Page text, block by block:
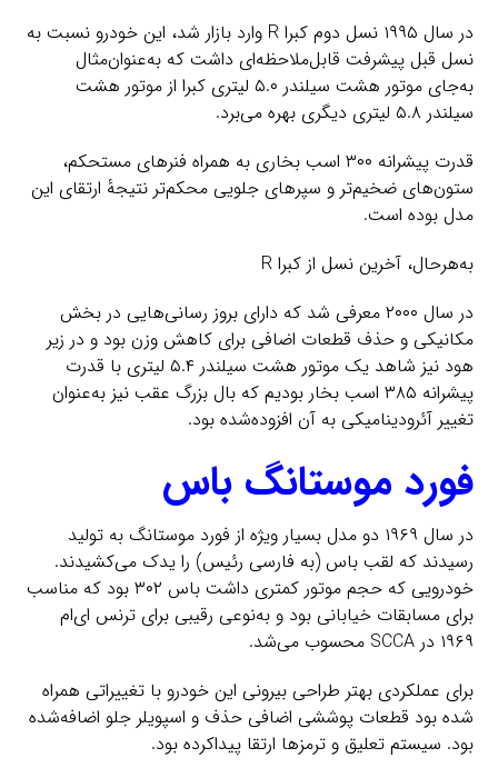
در سال ۱۹۹۵ نسل دوم کبرا R وارد بازار شد، این خودرو نسبت به
نسل قبل پیشرفت قابل‌ملاحظه‌ای داشت که به‌عنوان‌مثال
به‌جای موتور هشت سیلندر ۵.۰ لیتری کبرا از موتور هشت
سیلندر ۵.۸ لیتری دیگری بهره می‌برد.
قدرت پیشرانه ۳۰۰ اسب بخاری به همراه فنرهای مستحکم،
ستون‌های ضخیم‌تر و سپرهای جلویی محکم‌تر نتیجهٔ ارتقای این
مدل بوده است.
به‌هرحال، آخرین نسل از کبرا R
در سال ۲۰۰۰ معرفی شد که دارای بروز رسانی‌هایی در بخش
مکانیکی و حذف قطعات اضافی برای کاهش وزن بود و در زیر
هود نیز شاهد یک موتور هشت سیلندر ۵.۴ لیتری با قدرت
پیشرانه ۳۸۵ اسب بخار بودیم که بال بزرگ عقب نیز به‌عنوان
تغییر آئرودینامیکی به آن افزوده‌شده بود.
فورد موستانگ باس
در سال ۱۹۶۹ دو مدل بسیار ویژه از فورد موستانگ به تولید
رسیدند که لقب باس (به فارسی رئیس) را یدک می‌کشیدند.
خودرویی که حجم موتور کمتری داشت باس ۳۰۲ بود که مناسب
برای مسابقات خیابانی بود و به‌نوعی رقیبی برای ترنس ای‌ام
۱۹۶۹ در SCCA محسوب می‌شد.
برای عملکردی بهتر طراحی بیرونی این خودرو با تغییراتی همراه
شده بود قطعات پوششی اضافی حذف و اسپویلر جلو اضافه‌شده
بود. سیستم تعلیق و ترمزها ارتقا پیداکرده بود.